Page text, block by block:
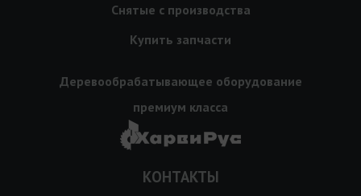
Снятые с производства
Купить запчасти
Деревообрабатывающее оборудование
премиум класса
КОНТАКТЫ